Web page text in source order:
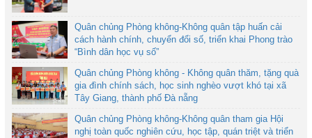
Quân chủng Phòng không-Không quân tập huấn cải
cách hành chính, chuyển đổi số, triển khai Phong trào
“Bình dân học vụ số”
Quân chủng Phòng không - Không quân thăm, tặng quà
gia đình chính sách, học sinh nghèo vượt khó tại xã
Tây Giang, thành phố Đà nẵng
Quân chủng Phòng không-Không quân tham gia Hội
nghị toàn quốc nghiên cứu, học tập, quán triệt và triển